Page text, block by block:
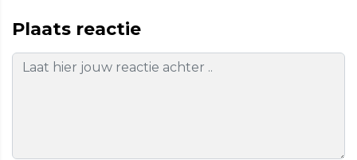
Plaats reactie